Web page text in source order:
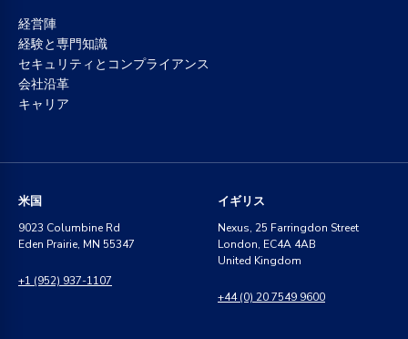
経営陣
経験と専門知識
セキュリティとコンプライアンス
会社沿革
キャリア
米国
9023 Columbine Rd
Eden Prairie, MN 55347
+1 (952) 937-1107
イギリス
Nexus, 25 Farringdon Street
London, EC4A 4AB
United Kingdom
+44 (0) 20 7549 9600